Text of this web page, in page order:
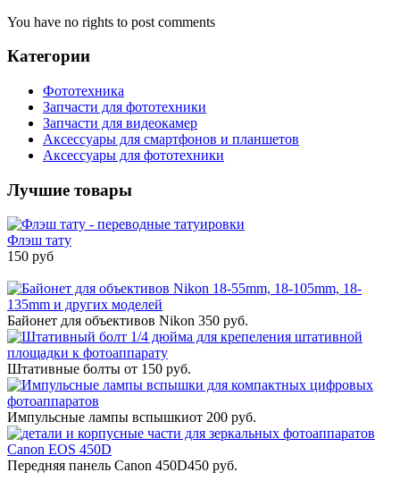
You have no rights to post comments
Категории
Фототехника
Запчасти для фототехники
Запчасти для видеокамер
Аксессуары для смартфонов и планшетов
Аксессуары для фототехники
Лучшие товары
Флэш тату
150 руб
Байонет для объективов Nikon 350 руб.
Штативные болты от 150 руб.
Импульсные лампы вспышкиот 200 руб.
Передняя панель Canon 450D450 руб.